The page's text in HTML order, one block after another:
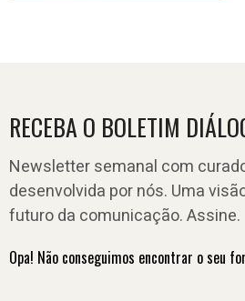
RECEBA O BOLETIM
Newsletter semanal com
desenvolvida por nós. Uma
futuro da comunicação. Assine.
Opa! Não conseguimos encontrar o seu